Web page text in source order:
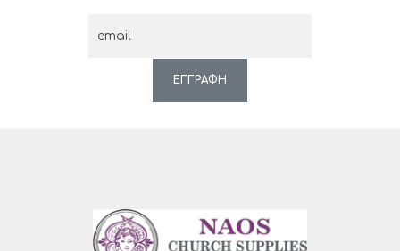
ΕΓΓΡΑΦΗ